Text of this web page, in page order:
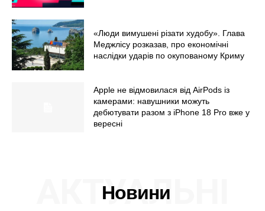
«Люди вимушені різати худобу». Глава
Меджлісу розказав, про економічні
наслідки ударів по окупованому Криму
Apple не відмовилася від AirPods із
камерами: навушники можуть
дебютувати разом з iPhone 18 Pro вже у
вересні
Новини
АКТУАЛЬНІ